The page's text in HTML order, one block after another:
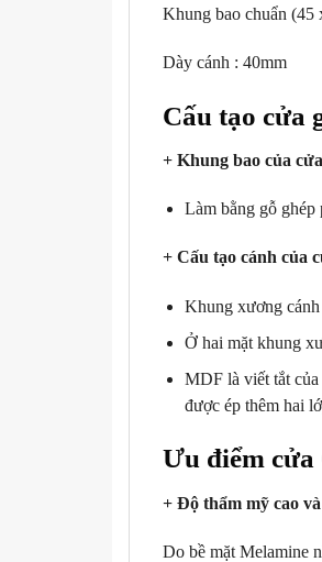
Khung bao chuẩn (45
Dày cánh : 40mm
Cấu tạo cửa
+ Khung bao của
Làm bằng gỗ
+ Cấu tạo cánh của
Khung xương
Ở hai mặt khung
MDF là viết tắt
được ép thêm hai
Ưu điểm
+ Độ thẩm mỹ cao
Do bề mặt Melamine